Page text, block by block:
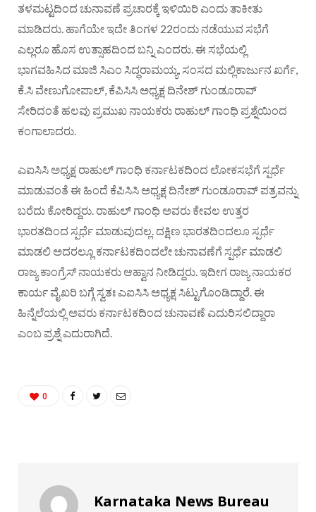
ತಳಮಟ್ಟದಿಂದ ಚುನಾವಣೆ ಪ್ರಚಾರಕ್ಕೆ ಇಳಿಯಿರಿ ಎಂದು ತಾಕೀತು
ಮಾಡಿದರು. ಹಾಗೆಯೇ ಇದೇ ತಿಂಗಳ 22ರಂದು ನಡೆಯುವ ಸಭೆಗೆ
ಎಲ್ಲರೂ ಹೊಸ ಉತ್ಸಾಹದಿಂದ ಬನ್ನಿ ಎಂದರು. ಈ ಸಭೆಯಲ್ಲಿ
ಭಾಗವಹಿಸಿದ ಮಾಜಿ ಸಿಎಂ ಸಿದ್ಧರಾಮಯ್ಯ, ಸಂಸದ ಮಲ್ಲಿಕಾರ್ಜುನ ಖರ್ಗೆ,
ಕೆ.ಸಿ ವೇಣುಗೋಪಾಲ್, ಕೆಪಿಸಿಸಿ ಅಧ್ಯಕ್ಷ ದಿನೇಶ್ ಗುಂಡೂರಾವ್
ಸೇರಿದಂತೆ ಹಲವು ಪ್ರಮುಖ ನಾಯಕರು ರಾಹುಲ್ ಗಾಂಧಿ ಪ್ರಶ್ನೆಯಿಂದ
ಕಂಗಾಲಾದರು.
ಎಐಸಿಸಿ ಅಧ್ಯಕ್ಷ ರಾಹುಲ್ ಗಾಂಧಿ ಕರ್ನಾಟಕದಿಂದ ಲೋಕಸಭೆಗೆ ಸ್ಪರ್ಧೆ
ಮಾಡುವಂತೆ ಈ ಹಿಂದೆ ಕೆಪಿಸಿಸಿ ಅಧ್ಯಕ್ಷ ದಿನೇಶ್ ಗುಂಡೂರಾವ್ ಪತ್ರವನ್ನು
ಬರೆದು ಕೋರಿದ್ದರು. ರಾಹುಲ್ ಗಾಂಧಿ ಅವರು ಕೇವಲ ಉತ್ತರ
ಭಾರತದಿಂದ ಸ್ಪರ್ಧೆ ಮಾಡುವುದಲ್ಲ. ದಕ್ಷಿಣ ಭಾರತದಿಂದಲೂ ಸ್ಪರ್ಧೆ
ಮಾಡಲಿ ಅದರಲ್ಲೂ ಕರ್ನಾಟಕದಿಂದಲೇ ಚುನಾವಣೆಗೆ ಸ್ಪರ್ಧೆ ಮಾಡಲಿ
ರಾಜ್ಯ ಕಾಂಗ್ರೆಸ್ ನಾಯಕರು ಆಹ್ವಾನ ನೀಡಿದ್ದರು. ಇದೀಗ ರಾಜ್ಯ ನಾಯಕರ
ಕಾರ್ಯ ವೈಖರಿ ಬಗ್ಗೆ ಸ್ವತಃ ಎಐಸಿಸಿ ಅಧ್ಯಕ್ಷ ಸಿಟ್ಟುಗೊಂಡಿದ್ದಾರೆ. ಈ
ಹಿನ್ನೆಲೆಯಲ್ಲಿ ಅವರು ಕರ್ನಾಟಕದಿಂದ ಚುನಾವಣೆ ಎದುರಿಸಲಿದ್ದಾರಾ
ಎಂಬ ಪ್ರಶ್ನೆ ಎದುರಾಗಿದೆ.
0
Karnataka News Bureau